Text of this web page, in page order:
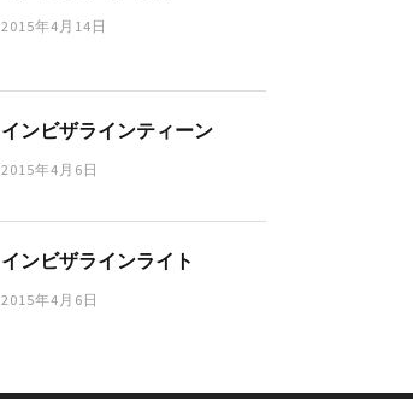
2015年4月14日
インビザラインティーン
2015年4月6日
インビザラインライト
2015年4月6日